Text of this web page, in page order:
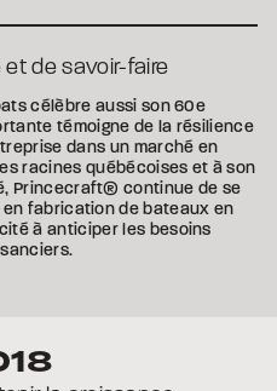
et de savoir-faire
célèbre aussi son 60e
témoigne de la résilience
dans un marché en
racines québécoises et à son
Princecraft® continue de se
fabrication de bateaux en
à anticiper les besoins